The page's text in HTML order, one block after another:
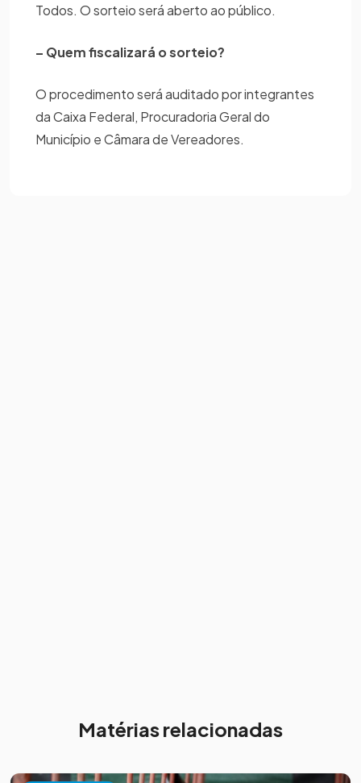
Todos. O sorteio será aberto ao público.
– Quem fiscalizará o sorteio?
O procedimento será auditado por integrantes
da Caixa Federal, Procuradoria Geral do
Município e Câmara de Vereadores.
Matérias relacionadas